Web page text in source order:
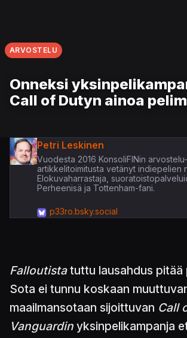
ARVOSTELU
Onneksi
Call of Dutyn ainoa
Petri Leskinen
Vuodesta 2016 KonsoliFINin
artikkelitoimitusta vetänyt indiepelien
Elokuvaharrastaja,
Perheenisä ja Tottenham-fani.
p33ro.bsky.social
Falloutistatuttu lausahdus pitää
Sota ei tunnu koskaan
maailmansotaan sijoittuvan Call
Vanguardin yksinpelikampanja